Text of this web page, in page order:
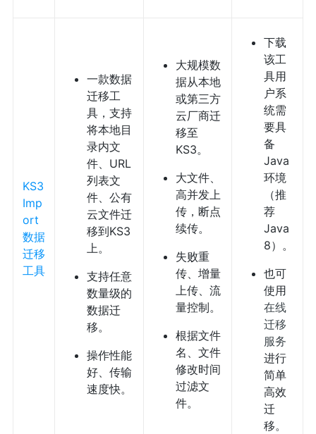
KS3
Imp
ort
数据
迁移
工具
一款数据
迁移工
具，支持
将本地目
录内文
件、URL
列表文
件、公有
云文件迁
移到KS3
上。
支持任意
数量级的
数据迁
移。
操作性能
好、传输
速度快。
大规模数
据从本地
或第三方
云厂商迁
移至
KS3。
大文件、
高并发上
传，断点
续传。
失败重
传、增量
上传、流
量控制。
根据文件
名、文件
修改时间
过滤文
件。
下载
该工
具用
户系
统需
要具
备
Java
环境
（推
荐
Java
8）。
也可
使用
在线
迁移
服务
进行
简单
高效
迁
移。